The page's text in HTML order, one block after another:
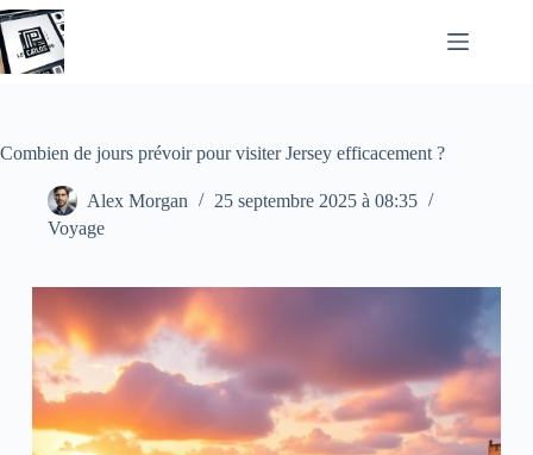
Passer
au
contenu
Combien de jours prévoir pour visiter Jersey efficacement ?
Alex Morgan
25 septembre 2025 à 08:35
Voyage